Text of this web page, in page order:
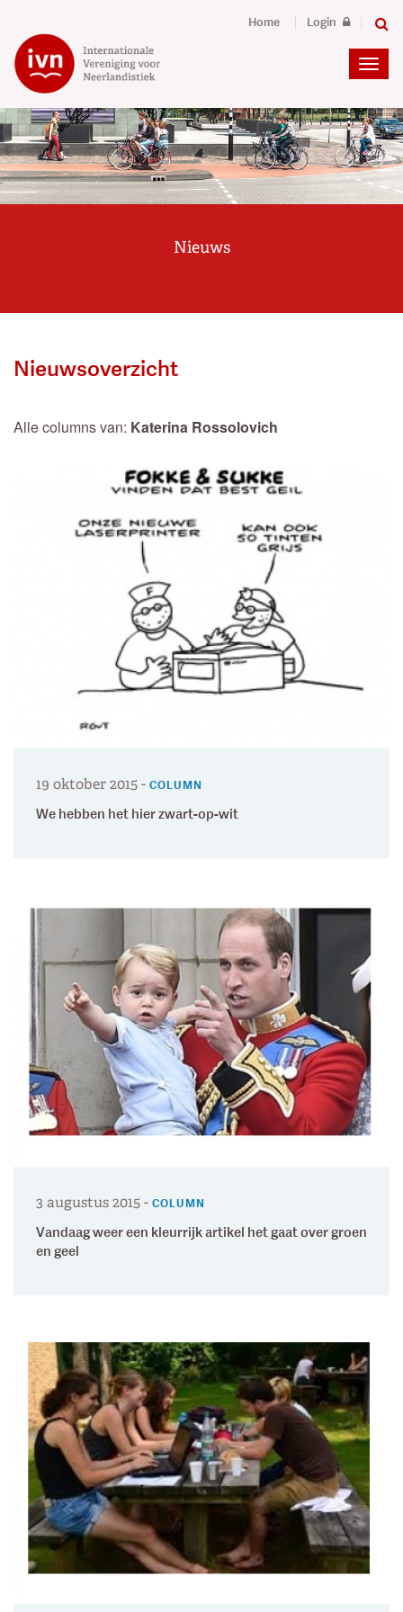
Home Login
Nieuws
Nieuwsoverzicht
Alle columns van: Katerina Rossolovich
19 oktober 2015 - COLUMN
We hebben het hier zwart-op-wit
3 augustus 2015 - COLUMN
Vandaag weer een kleurrijk artikel het gaat over groen
en geel